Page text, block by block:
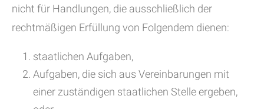
nicht für Handlungen, die ausschließlich der
rechtmäßigen Erfüllung von Folgendem dienen:
staatlichen Aufgaben,
Aufgaben, die sich aus Vereinbarungen mit
einer zuständigen staatlichen Stelle ergeben,